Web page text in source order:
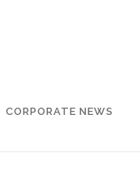
CORPORATE NEWS